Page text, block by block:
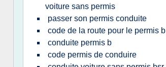
voiture sans permis
passer son permis conduite
code de la route pour le permis b
conduite permis b
code permis de conduire